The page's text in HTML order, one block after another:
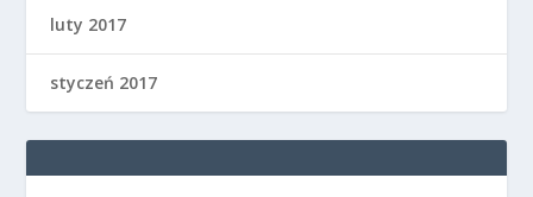
luty 2017
styczeń 2017